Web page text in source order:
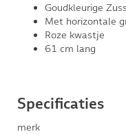
Goudkleurige
Met horizontale
Roze kwastje
61 cm lang
Specificaties
merk